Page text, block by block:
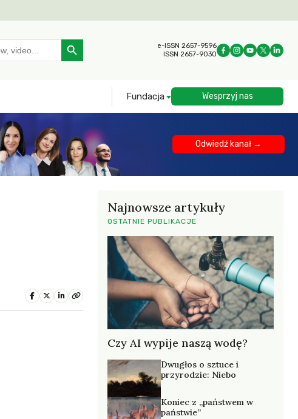
Search Button
e-ISSN 2657-9596
ISSN 2657-9030
Fundacja Wesprzyj nas
Odwiedź kanał →
Najnowsze artykuły
OSTATNIE PUBLIKACJE
Czy AI wypije naszą wodę?
Dwugłos o sztuce i
przyrodzie: Niebo
Koniec z „państwem w
państwie”